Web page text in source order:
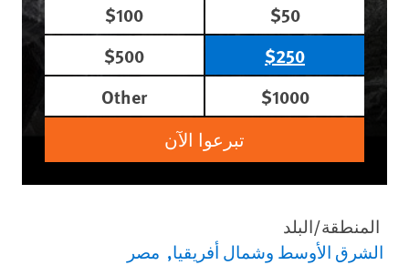
$50
$100
$250
$500
$1000
Other
تبرعوا الآن
المنطقة/البلد
الشرق الأوسط وشمال أفريقيا مصر